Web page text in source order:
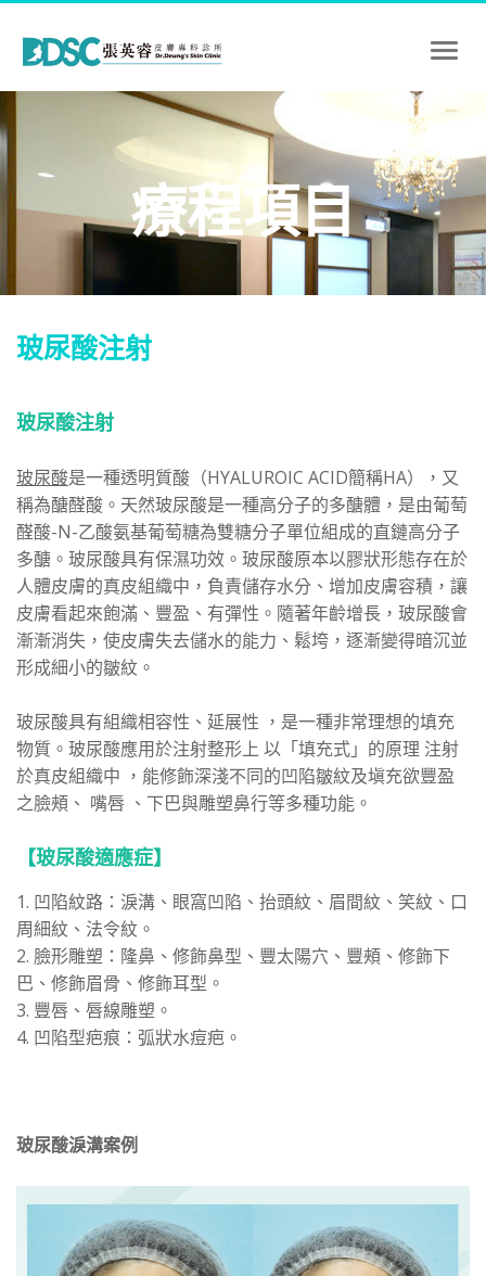
Toggle
療程項目
玻尿酸注射
玻尿酸注射
玻尿酸是一種透明質酸（HYALUROIC ACID簡稱HA），又
稱為醣醛酸。天然玻尿酸是一種高分子的多醣體，是由葡萄
醛酸-N-乙酸氨基葡萄糖為雙糖分子單位組成的直鏈高分子
多醣。玻尿酸具有保濕功效。玻尿酸原本以膠狀形態存在於
人體皮膚的真皮組織中，負責儲存水分、增加皮膚容積，讓
皮膚看起來飽滿、豐盈、有彈性。隨著年齡增長，玻尿酸會
漸漸消失，使皮膚失去儲水的能力、鬆垮，逐漸變得暗沉並
形成細小的皺紋。
玻尿酸具有組織相容性、延展性 ，是一種非常理想的填充
物質。玻尿酸應用於注射整形上 以「填充式」的原理 注射
於真皮組織中 ，能修飾深淺不同的凹陷皺紋及塡充欲豐盈
之臉頰、 嘴唇 、下巴與雕塑鼻行等多種功能。
【玻尿酸適應症】
1. 凹陷紋路：淚溝、眼窩凹陷、抬頭紋、眉間紋、笑紋、口
周細紋、法令紋。
2. 臉形雕塑：隆鼻、修飾鼻型、豐太陽穴、豐頰、修飾下
巴、修飾眉骨、修飾耳型。
3. 豐唇、唇線雕塑。
4. 凹陷型疤痕：弧狀水痘疤。
玻尿酸淚溝案例